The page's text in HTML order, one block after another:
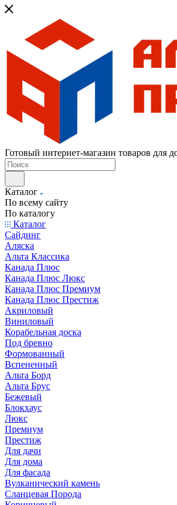
Готовый интернет-магазин товаров для
Каталог
По всему сайту
По каталогу
Каталог
Сайдинг
Аляска
Альта Классика
Канада Плюс
Канада Плюс Люкс
Канада Плюс Премиум
Канада Плюс Престиж
Акриловый
Виниловый
Корабельная доска
Под бревно
Формованный
Вспененный
Альта Борд
Альта Брус
Бежевый
Блокхаус
Люкс
Премиум
Престиж
Для дачи
Для дома
Для фасада
Вулканический камень
Сланцевая Порода